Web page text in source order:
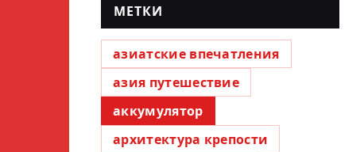
МЕТКИ
азиатские впечатления
азия путешествие
аккумулятор
архитектура крепости